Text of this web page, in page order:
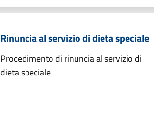
Rinuncia al servizio di dieta speciale
Procedimento di rinuncia al servizio di
dieta speciale